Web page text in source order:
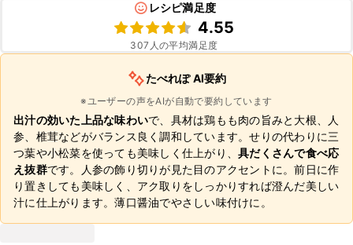
レシピ満足度
4.55
307 人の平均満足度
たべれぽ AI要約
※ユーザーの声をAIが自動で要約しています
出汁の効いた上品な味わいで、具材は鶏もも肉の旨みと大根、人
参、椎茸などがバランス良く調和しています。せりの代わりに三
つ葉や小松菜を使っても美味しく仕上がり、 具だくさんで食べ応
え抜群です。人参の飾り切りが見た目のアクセントに。前日に作
り置きしても美味しく、アク取りをしっかりすれば澄んだ美しい
汁に仕上がります。薄口醤油でやさしい味付けに。